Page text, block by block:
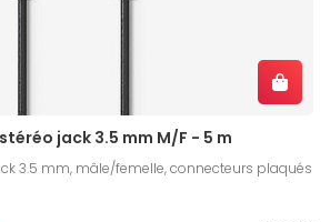
jack 3.5 mm M/F - 5 m
3.5 mm, mâle/femelle, connecteurs plaqués